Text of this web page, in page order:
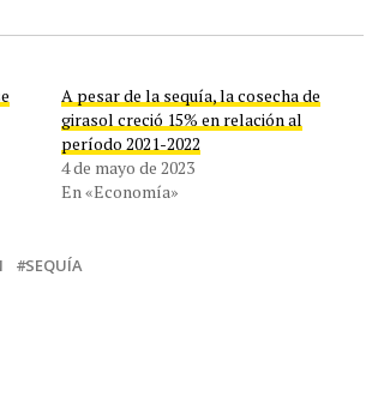
A pesar de la sequía, la cosecha de
girasol creció 15% en relación al
período 2021-2022
4 de mayo de 2023
En «Economía»
SEQUÍA